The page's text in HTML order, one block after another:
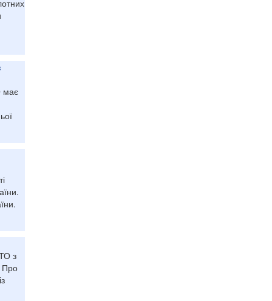
має
з
Про